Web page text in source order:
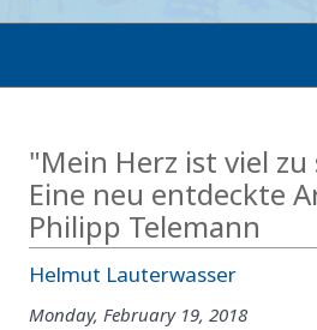
"Mein Herz ist viel zu
Eine neu entdeckte
Philipp Telemann
Helmut Lauterwasser
Monday, February 19, 2018